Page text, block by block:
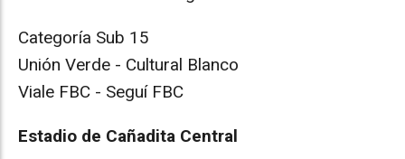
Categoría Sub 15
Unión Verde - Cultural Blanco
Viale FBC - Seguí FBC
Estadio de Cañadita Central